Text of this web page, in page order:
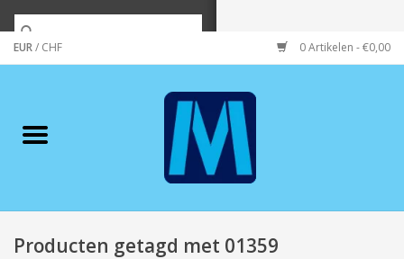
EUR/ CHF 0 Artikelen - €0,00
Merken
Wonen/koken/huishouden
Producten getagd met 01359